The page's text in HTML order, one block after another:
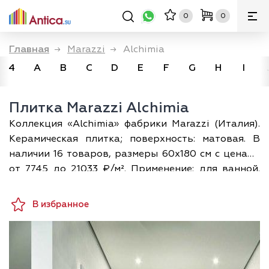
0 0
Главная → Marazzi → Alchimia
4
A B C D E F G H I
Плитка Marazzi Alchimia
Коллекция «Alchimia» фабрики Marazzi (Италия).
Керамическая плитка; поверхность: матовая. В
наличии 16 товаров, размеры 60х180 см с ценами
от 7745 до 21033 ₽/м². Применение: для ванной.
плитку по своему помещению в 3D можно прямо
на сайте — бесплатно.
В избранное